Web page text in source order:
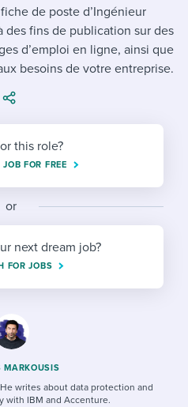
AI in my work
candidates
together with others
& retaining people
compliance
and attracting people
employee experiences
templates
question templates
checklists
step tutorials
LEARN ABOUT...
for a job
benefits
development
career resources
webinars & events
customer stories
Explore Workable
de poste d’Ingénieur
des fins de publication sur des
d’emploi en ligne, ainsi que
besoins de votre entreprise.
this role?
FOR FREE
or
next dream job?
FOR JOBS
MARKOUSIS
writes about data protection and
with IBM and Accenture.